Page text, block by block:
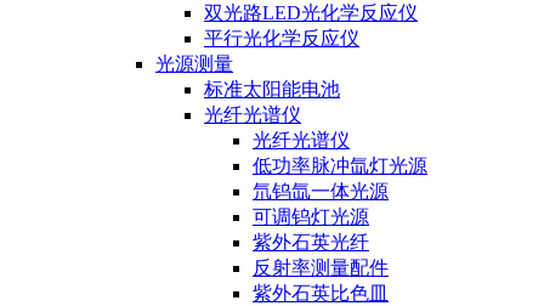
双光路LED光化学反应仪
平行光化学反应仪
光源测量
标准太阳能电池
光纤光谱仪
光纤光谱仪
低功率脉冲氙灯光源
氘钨氙一体光源
可调钨灯光源
紫外石英光纤
反射率测量配件
紫外石英比色皿